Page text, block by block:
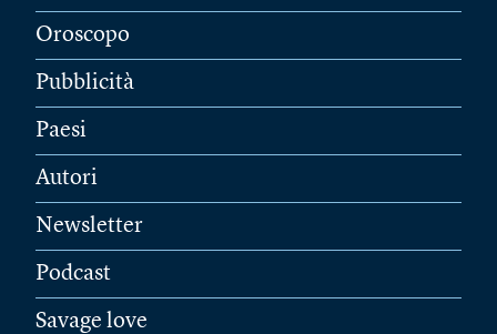
Oroscopo
Pubblicità
Paesi
Autori
Newsletter
Podcast
Savage love